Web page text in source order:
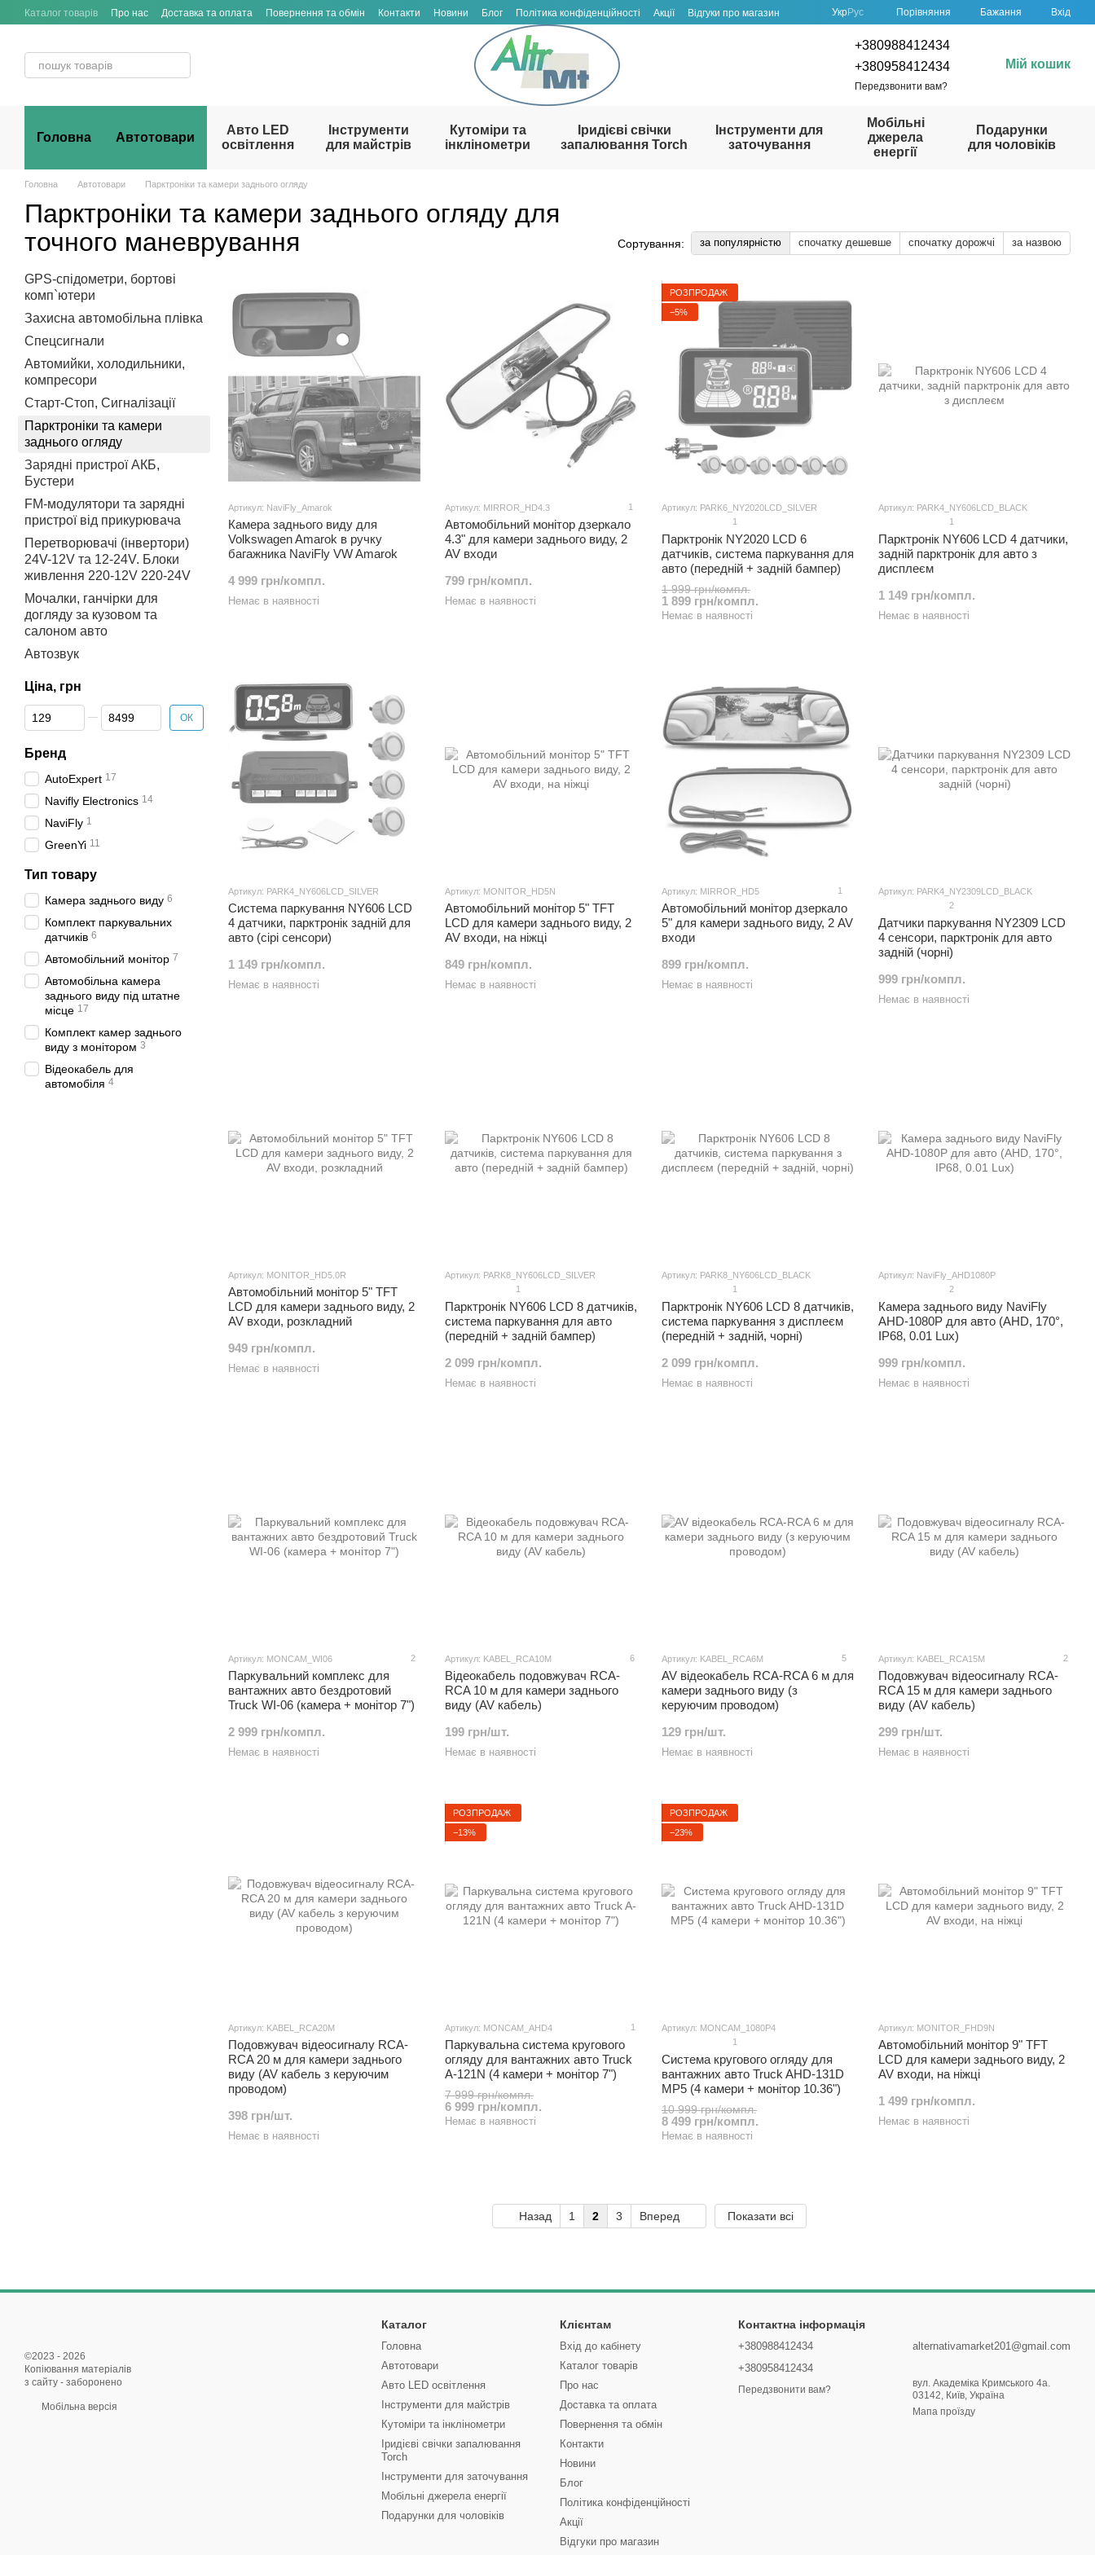
Перейти до основного контенту
Каталог товарів Про нас Доставка та оплата Повернення та обмін Контакти Новини Блог Політика конфіденційності Акції
Відгуки про магазин
УкрРус Порівняння Бажання Вхід
+380988412434
+380958412434
Передзвонити вам?
Мій кошик
Головна Автотовари
Авто LED
освітлення
Інструменти
для майстрів
Кутоміри та
інклінометри
Іридієві свічки
запалювання Torch
Інструменти для
заточування
Мобільні
джерела
енергії
Подарунки
для чоловіків
Головна Автотовари Парктроніки та камери заднього огляду
Парктроніки та камери заднього огляду для
точного маневрування
Сортування: за популярністю спочатку дешевше спочатку дорожчі за назвою
Артикул: NaviFly_Amarok
Камера заднього виду для
Volkswagen Amarok в ручку
багажника NaviFly VW Amarok
4 999 грн/компл.
Немає в наявності
Артикул: MIRROR_HD4.3 1
Автомобільний монітор дзеркало
4.3" для камери заднього виду, 2
AV входи
799 грн/компл.
Немає в наявності
РОЗПРОДАЖ
−5%
Артикул: PARK6_NY2020LCD_SILVER
1
Парктронік NY2020 LCD 6
датчиків, система паркування для
авто (передній + задній бампер)
1 999 грн/компл.
1 899 грн/компл.
Немає в наявності
Артикул: PARK4_NY606LCD_BLACK
1
Парктронік NY606 LCD 4 датчики,
задній парктронік для авто з
дисплеєм
1 149 грн/компл.
Немає в наявності
Артикул: PARK4_NY606LCD_SILVER
Система паркування NY606 LCD
4 датчики, парктронік задній для
авто (сірі сенсори)
1 149 грн/компл.
Немає в наявності
Артикул: MONITOR_HD5N
Автомобільний монітор 5" TFT
LCD для камери заднього виду, 2
AV входи, на ніжці
849 грн/компл.
Немає в наявності
Артикул: MIRROR_HD5 1
Автомобільний монітор дзеркало
5" для камери заднього виду, 2 AV
входи
899 грн/компл.
Немає в наявності
Артикул: PARK4_NY2309LCD_BLACK
2
Датчики паркування NY2309 LCD
4 сенсори, парктронік для авто
задній (чорні)
999 грн/компл.
Немає в наявності
Артикул: MONITOR_HD5.0R
Автомобільний монітор 5" TFT
LCD для камери заднього виду, 2
AV входи, розкладний
949 грн/компл.
Немає в наявності
Артикул: PARK8_NY606LCD_SILVER
1
Парктронік NY606 LCD 8 датчиків,
система паркування для авто
(передній + задній бампер)
2 099 грн/компл.
Немає в наявності
Артикул: PARK8_NY606LCD_BLACK
1
Парктронік NY606 LCD 8 датчиків,
система паркування з дисплеєм
(передній + задній, чорні)
2 099 грн/компл.
Немає в наявності
Артикул: NaviFly_AHD1080P
2
Камера заднього виду NaviFly
AHD-1080P для авто (AHD, 170°,
IP68, 0.01 Lux)
999 грн/компл.
Немає в наявності
Артикул: MONCAM_WI06 2
Паркувальний комплекс для
вантажних авто бездротовий
Truck WI-06 (камера + монітор 7")
2 999 грн/компл.
Немає в наявності
Артикул: KABEL_RCA10M 6
Відеокабель подовжувач RCA-
RCA 10 м для камери заднього
виду (AV кабель)
199 грн/шт.
Немає в наявності
Артикул: KABEL_RCA6M 5
AV відеокабель RCA-RCA 6 м для
камери заднього виду (з
керуючим проводом)
129 грн/шт.
Немає в наявності
Артикул: KABEL_RCA15M 2
Подовжувач відеосигналу RCA-
RCA 15 м для камери заднього
виду (AV кабель)
299 грн/шт.
Немає в наявності
Артикул: KABEL_RCA20M
Подовжувач відеосигналу RCA-
RCA 20 м для камери заднього
виду (AV кабель з керуючим
проводом)
398 грн/шт.
Немає в наявності
РОЗПРОДАЖ
−13%
Артикул: MONCAM_AHD4 1
Паркувальна система кругового
огляду для вантажних авто Truck
A-121N (4 камери + монітор 7")
7 999 грн/компл.
6 999 грн/компл.
Немає в наявності
РОЗПРОДАЖ
−23%
Артикул: MONCAM_1080P4
1
Система кругового огляду для
вантажних авто Truck AHD-131D
MP5 (4 камери + монітор 10.36")
10 999 грн/компл.
8 499 грн/компл.
Немає в наявності
Артикул: MONITOR_FHD9N
Автомобільний монітор 9" TFT
LCD для камери заднього виду, 2
AV входи, на ніжці
1 499 грн/компл.
Немає в наявності
Назад 1 2 3 Вперед Показати всі
GPS-спідометри, бортові
комп`ютери
Захисна автомобільна плівка
Спецсигнали
Автомийки, холодильники,
компресори
Старт-Стоп, Сигналізації
Парктроніки та камери
заднього огляду
Зарядні пристрої АКБ,
Бустери
FM-модулятори та зарядні
пристрої від прикурювача
Перетворювачі (інвертори)
24V-12V та 12-24V. Блоки
живлення 220-12V 220-24V
Мочалки, ганчірки для
догляду за кузовом та
салоном авто
Автозвук
Ціна, грн
Від Ціна, грн
До Ціна, грн ОК
Бренд
AutoExpert 17
Navifly Electronics 14
NaviFly 1
GreenYi 11
Тип товару
Камера заднього виду 6
Комплект паркувальних
датчиків 6
Автомобільний монітор 7
Автомобільна камера
заднього виду під штатне
місце 17
Комплект камер заднього
виду з монітором 3
Відеокабель для
автомобіля 4
©2023 - 2026
Копіювання матеріалів
з сайту - заборонено
Мобільна версія
Каталог
Головна
Автотовари
Авто LED освітлення
Інструменти для майстрів
Кутоміри та інклінометри
Іридієві свічки запалювання
Torch
Інструменти для заточування
Мобільні джерела енергії
Подарунки для чоловіків
Клієнтам
Вхід до кабінету
Каталог товарів
Про нас
Доставка та оплата
Повернення та обмін
Контакти
Новини
Блог
Політика конфіденційності
Акції
Відгуки про магазин
Контактна інформація
+380988412434
+380958412434
Передзвонити вам?
alternativamarket201@gmail.com
вул. Академіка Кримського 4а.
03142, Київ, Україна
Мапа проїзду